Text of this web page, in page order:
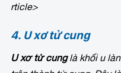
rticle>
4. U xơ tử cung
U xơ tử cunglà khối u